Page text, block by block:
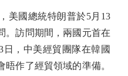
國總統特朗普於5月13
。訪問期間，兩國元首在
日，中美經貿團隊在韓國
作了經貿領域的準備。